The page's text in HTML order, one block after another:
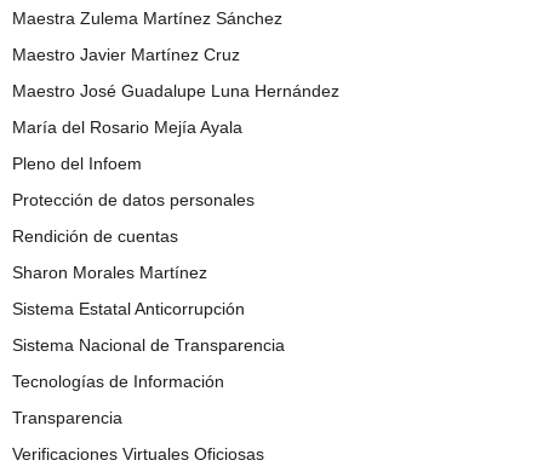
Maestra Zulema Martínez Sánchez
Maestro Javier Martínez Cruz
Maestro José Guadalupe Luna Hernández
María del Rosario Mejía Ayala
Pleno del Infoem
Protección de datos personales
Rendición de cuentas
Sharon Morales Martínez
Sistema Estatal Anticorrupción
Sistema Nacional de Transparencia
Tecnologías de Información
Transparencia
Verificaciones Virtuales Oficiosas